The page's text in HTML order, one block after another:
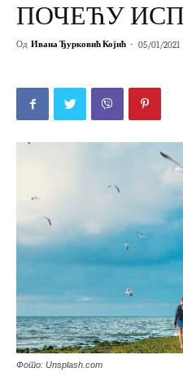
ПОЧЕЋУ
Од Ивана Ђурковић Којић - 05/01/2021
Фото: Unsplash.com